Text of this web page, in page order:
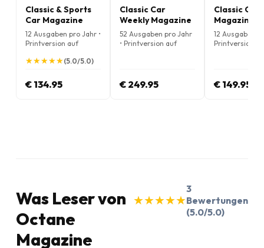
Classic & Sports
Car Magazine
12 Ausgaben pro Jahr •
Printversion auf
★
★★
★★
★★
★★
★(5.0/5.0)
€ 134.95
Classic Car
Weekly Magazine
52 Ausgaben pro Jahr
• Printversion auf
€ 249.95
Classic Cars
Magazine
12 Ausgaben
Printversion
€ 149.95
Was Leser von
Octane
Magazine
★
★★
★★
★★
★★
★
3
Bewertungen
(5.0/5.0)